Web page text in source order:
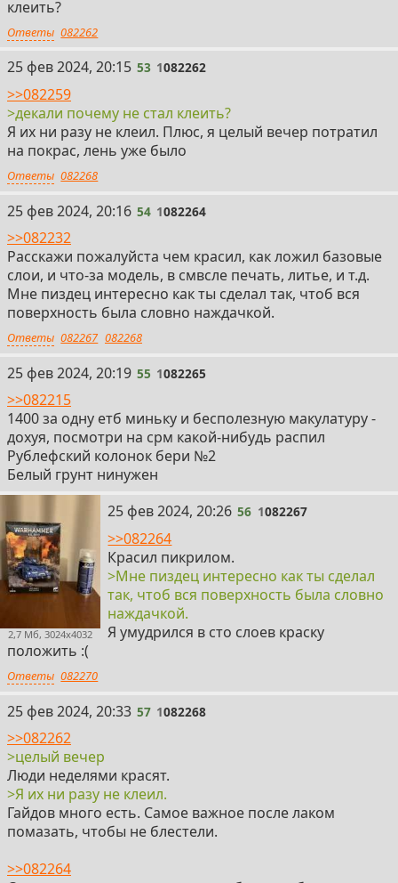
клеить?
Ответы 082262
53
25 фев 2024, 20:15 53 1082262
>>082259
>декали почему не стал клеить?
Я их ни разу не клеил. Плюс, я целый вечер потратил
на покрас, лень уже было
Ответы 082268
54
25 фев 2024, 20:16 54 1082264
>>082232
Расскажи пожалуйста чем красил, как ложил базовые
слои, и что-за модель, в смвсле печать, литье, и т.д.
Мне пиздец интересно как ты сделал так, чтоб вся
поверхность была словно наждачкой.
Ответы 082267 082268
55
25 фев 2024, 20:19 55 1082265
>>082215
1400 за одну етб миньку и бесполезную макулатуру -
дохуя, посмотри на срм какой-нибудь распил
Рублефский колонок бери №2
Белый грунт нинужен
2,7 Мб, 3024x4032
56
25 фев 2024, 20:26 56 1082267
>>082264
Красил пикрилом.
>Мне пиздец интересно как ты сделал
так, чтоб вся поверхность была словно
наждачкой.
Я умудрился в сто слоев краску
положить :(
Ответы 082270
57
25 фев 2024, 20:33 57 1082268
>>082262
>целый вечер
Люди неделями красят.
>Я их ни разу не клеил.
Гайдов много есть. Самое важное после лаком
помазать, чтобы не блестели.
>>082264